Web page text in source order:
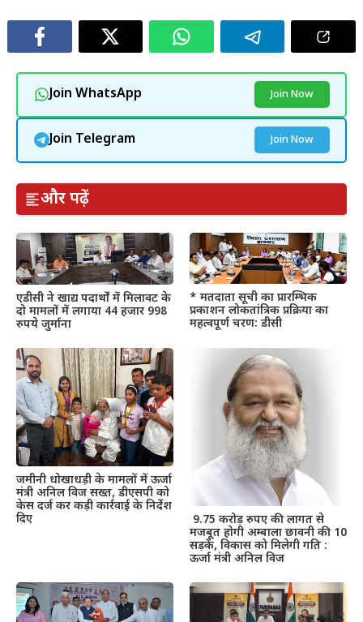
Join WhatsApp Join Now
Join Telegram Join Now
और पढ़ें
एडीसी ने खाद्य पदार्थों में मिलावट के
दो मामलों में लगाया 44 हजार 998
रुपये जुर्माना
* मतदाता सूची का प्रारम्भिक
प्रकाशन लोकतांत्रिक प्रक्रिया का
महत्वपूर्ण चरण: डीसी
जमीनी धोखाधड़ी के मामलों में ऊर्जा
मंत्री अनिल विज सख्त, डीएसपी को
केस दर्ज कर कड़ी कार्रवाई के निर्देश
दिए
9.75 करोड़ रुपए की लागत से
मजबूत होगी अम्बाला छावनी की 10
सड़कें, विकास को मिलेगी गति :
ऊर्जा मंत्री अनिल विज